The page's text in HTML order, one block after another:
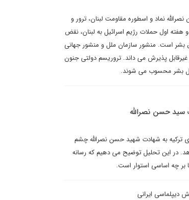
نماد و اسطوره مقاومت لبنان، ترور و
اول حملات رژیم اسرائیل به لبنان، نقض
بشر است. منشور سازمان ملل و منشور جهانی
پذیرش می داند. تروریسم دولتی جنون
بشر محسوب می شوند.
سید حسن نصرالله
ترکیه به شهادت شهید حسن نصرالله چشم
در این تحلیل توضیح می دهیم که رسانه
بر چه اساسی استوار است.
دیپلماسی ایرانی